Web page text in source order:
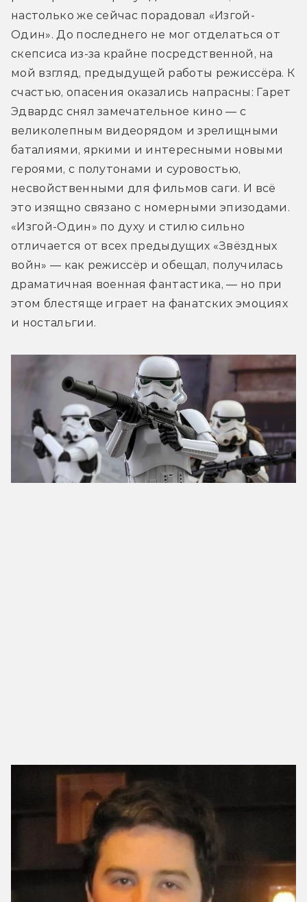
настолько же сейчас порадовал «Изгой-
Один». До последнего не мог отделаться от
скепсиса из-за крайне посредственной, на
мой взгляд, предыдущей работы режиссёра. К
счастью, опасения оказались напрасны: Гарет
Эдвардс снял замечательное кино — с
великолепным видеорядом и зрелищными
баталиями, яркими и интересными новыми
героями, с полутонами и суровостью,
несвойственными для фильмов саги. И всё
это изящно связано с номерными эпизодами.
«Изгой-Один» по духу и стилю сильно
отличается от всех предыдущих «Звёздных
войн» — как режиссёр и обещал, получилась
драматичная военная фантастика, — но при
этом блестяще играет на фанатских эмоциях
и ностальгии.